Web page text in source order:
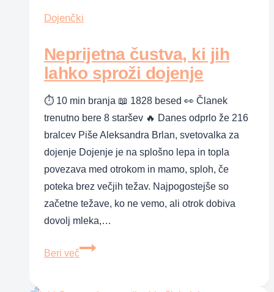
mama
svojega
otroka
Dojenčki
Neprijetna čustva, ki jih
lahko sproži dojenje
⏱ 10 min branja 📖 1828 besed 👀 Članek
trenutno bere 8 staršev 🔥 Danes odprlo že 216
bralcev Piše Aleksandra Brlan, svetovalka za
dojenje Dojenje je na splošno lepa in topla
povezava med otrokom in mamo, sploh, če
poteka brez večjih težav. Najpogostejše so
začetne težave, ko ne vemo, ali otrok dobiva
dovolj mleka,…
Beri več
Neprijetna